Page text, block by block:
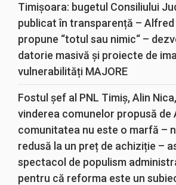
Timișoara: bugetul Consiliului
publicat în transparență – Alfred
propune “totul sau nimic“ –
datorie masivă și proiecte de
vulnerabilități MAJORE
Fostul șef al PNL Timiș, Alin
vinderea comunelor propusă de
comunitatea nu este o marfă –
redusă la un preț de achiziție –
spectacol de populism
pentru că reforma este un